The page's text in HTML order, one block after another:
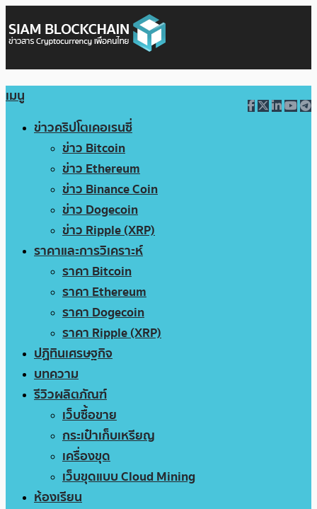
เมนู
ข่าวคริปโตเคอเรนซี่
ข่าว Bitcoin
ข่าว Ethereum
ข่าว Binance Coin
ข่าว Dogecoin
ข่าว Ripple (XRP)
ราคาและการวิเคราะห์
ราคา Bitcoin
ราคา Ethereum
ราคา Dogecoin
ราคา Ripple (XRP)
ปฏิทินเศรษฐกิจ
บทความ
รีวิวผลิตภัณฑ์
เว็บซื้อขาย
กระเป๋าเก็บเหรียญ
เครื่องขุด
เว็บขุดแบบ Cloud Mining
ห้องเรียน